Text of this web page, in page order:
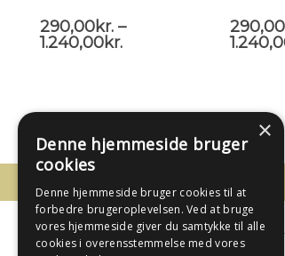
290,00kr. –
1.240,00kr.
290,00
×
Denne hjemmeside bruger
cookies
Denne hjemmeside bruger cookies til at
forbedre brugeroplevelsen. Ved at bruge
vores hjemmeside giver du samtykke til alle
cookies i overensstemmelse med vores